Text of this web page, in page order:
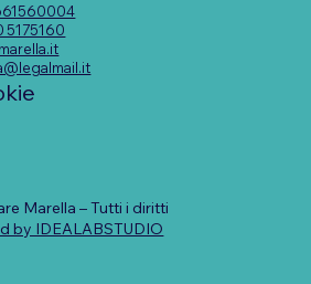
5175160
Marella – Tutti i diritti
by IDEALABSTUDIO